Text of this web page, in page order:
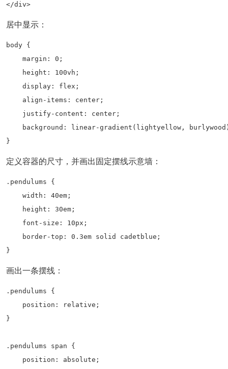
</div>
居中显示：
body {
    margin: 0;
    height: 100vh;
    display: flex;
    align-items: center;
    justify-content: center;
background: linear-gradient(lightyellow,
}
定义容器的尺寸，并画出固定摆线示意墙：
.pendulums {
    width: 40em;
    height: 30em;
    font-size: 10px;
    border-top: 0.3em solid cadetblue;
}
画出一条摆线：
.pendulums {
    position: relative;
}
.pendulums span {
    position: absolute;